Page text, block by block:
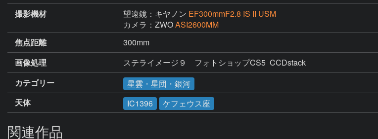
撮影機材
望遠鏡：キヤノン EF300mmF2.8 IS II USM
カメラ：ZWOASI2600MM
焦点距離
300mm
画像処理
ステライメージ９　フォトショップCS5  CCDstack
カテゴリー
星雲・星団・銀河
天体
IC1396 ケフェウス座
関連作品